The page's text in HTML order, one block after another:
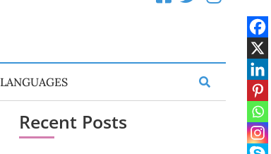
LANGUAGES
Recent Posts